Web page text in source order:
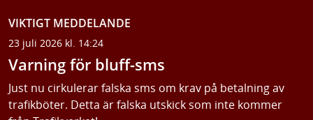
VIKTIGT MEDDELANDE
23 juli 2026 kl. 14:24
Varning för bluff-sms
Just nu cirkulerar falska sms om krav på betalning av
trafikböter. Detta är falska utskick som inte kommer